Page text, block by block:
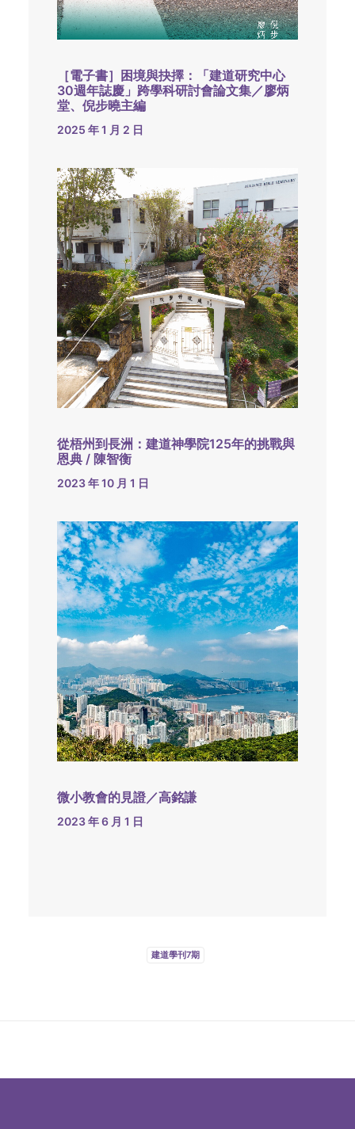
［電子書］困境與抉擇：「建道研究中心
30週年誌慶」跨學科研討會論文集／廖炳
堂、倪步曉主編
2025 年 1 月 2 日
從梧州到長洲：建道神學院125年的挑戰與
恩典 / 陳智衡
2023 年 10 月 1 日
微小教會的見證／高銘謙
2023 年 6 月 1 日
建道學刊7期